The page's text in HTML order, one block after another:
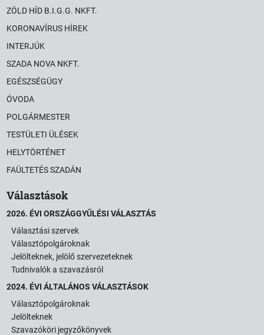
ZÖLD HÍD B.I.G.G. NKFT.
KORONAVÍRUS HÍREK
INTERJÚK
SZADA NOVA NKFT.
EGÉSZSÉGÜGY
ÓVODA
POLGÁRMESTER
TESTÜLETI ÜLÉSEK
HELYTÖRTÉNET
FAÜLTETÉS SZADÁN
Választások
2026. ÉVI ORSZÁGGYŰLÉSI VÁLASZTÁS
Választási szervek
Választópolgároknak
Jelölteknek, jelölő szervezeteknek
Tudnivalók a szavazásról
2024. ÉVI ÁLTALÁNOS VÁLASZTÁSOK
Választópolgároknak
Jelölteknek
Szavazóköri jegyzőkönyvek